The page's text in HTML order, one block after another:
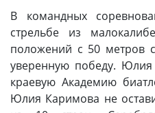
В командных
стрельбе из
положений с 50 метров
уверенную победу.
краевую Академию
Юлия Каримова не